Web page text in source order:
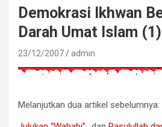
Demokrasi Ikhwan
Darah Umat Islam (1)
23/12/2007 admin
Melanjutkan dua artikel sebelumnya: